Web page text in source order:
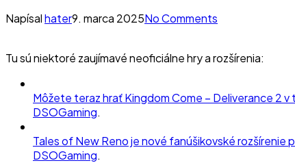
Napísalhater9. marca 2025No Comments
Tu sú niektoré zaujímavé neoficiálne hry a rozšírenia:
Môžete teraz hrať Kingdom Come – Deliverance 2
DSOGaming.
Tales of New Reno je nové fanúšikovské rozšírenie
DSOGaming.